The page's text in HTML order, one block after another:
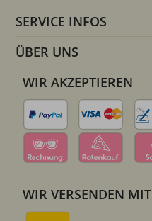
SERVICE INFOS
ÜBER UNS
WIR AKZEPTIEREN
WIR VERSENDEN MIT